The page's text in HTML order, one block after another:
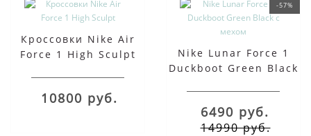
Кроссовки Nike Air
Force 1 High Sculpt
10800 руб.
-57%
Nike Lunar Force 1
Duckboot Green Black
6490 руб.
14990 руб.